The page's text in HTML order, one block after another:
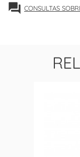
forum CONSULTAS